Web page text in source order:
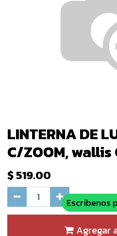
LINTERNA DE
C/ZOOM, wallis
$519.00
Agregar
Escribenos